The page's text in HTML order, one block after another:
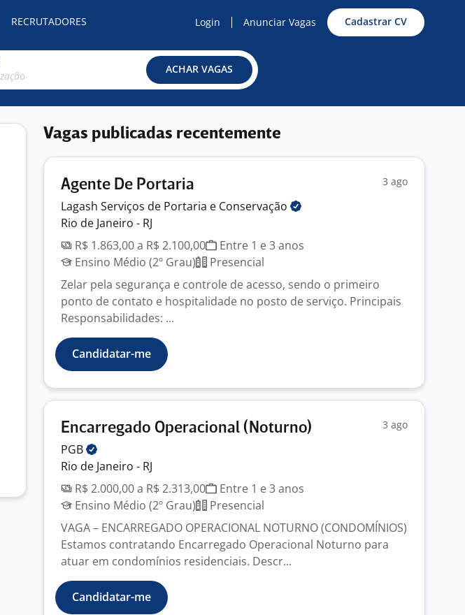
RECRUTADORES Login Anunciar Vagas Cadastrar CV
ACHAR VAGAS
Vagas publicadas recentemente
Agente De Portaria 3 ago
Lagash Serviços de Portaria e Conservação
Rio de Janeiro - RJ
R$ 1.863,00 a R$ 2.100,00
Entre 1 e 3 anos
Ensino Médio (2º Grau)
Presencial
Zelar pela segurança e controle de acesso, sendo o primeiro
ponto de contato e hospitalidade no posto de serviço. Principais
Responsabilidades: ...
Candidatar-me
Encarregado Operacional (Noturno) 3 ago
PGB
Rio de Janeiro - RJ
R$ 2.000,00 a R$ 2.313,00
Entre 1 e 3 anos
Ensino Médio (2º Grau)
Presencial
VAGA – ENCARREGADO OPERACIONAL NOTURNO (CONDOMÍNIOS)
Estamos contratando Encarregado Operacional Noturno para
atuar em condomínios residenciais. Descr...
Candidatar-me